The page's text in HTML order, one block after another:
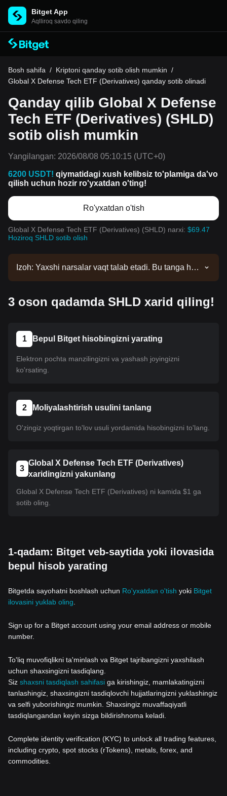
Bitget App
Aqlliroq savdo qiling
Bosh sahifa / Kriptoni qanday sotib olish mumkin /
Global X Defense Tech ETF (Derivatives) qanday sotib olinadi
Qanday qilib Global X Defense
Tech ETF (Derivatives) (SHLD)
sotib olish mumkin
Yangilangan: 2026/08/08 05:10:15 (UTC+0)
6200 USDT! qiymatidagi xush kelibsiz to'plamiga da'vo
qilish uchun hozir ro'yxatdan o'ting!
Ro'yxatdan o'tish
Global X Defense Tech ETF (Derivatives) (SHLD) narxi: $69.47
Hoziroq SHLD sotib olish
Izoh: Yaxshi narsalar vaqt talab etadi. Bu tanga hali
bo'lgach, uni sotib olish uchun bizning
kriptovalyutalar uchun amal qiladi.
3 oson qadamda SHLD xarid qiling!
1 Bepul Bitget hisobingizni yarating
Elektron pochta manzilingizni va yashash joyingizni
ko'rsating.
2 Moliyalashtirish usulini tanlang
O'zingiz yoqtirgan to'lov usuli yordamida hisobingizni to'lang.
3
Global X Defense Tech ETF (Derivatives)
xaridingizni yakunlang
Global X Defense Tech ETF (Derivatives) ni kamida $1 ga
sotib oling.
1-qadam: Bitget veb-saytida yoki ilovasida
bepul hisob yarating
Bitgetda sayohatni boshlash uchun Ro'yxatdan o'tish yoki Bitget
ilovasini yuklab oling
Sign up for a Bitget account using your email address or mobile
number.
To'liq muvofiqlikni ta'minlash va Bitget tajribangizni yaxshilash
uchun shaxsingizni tasdiqlang.
Siz shaxsni tasdiqlash sahifasi ga kirishingiz, mamlakatingizni
tanlashingiz, shaxsingizni tasdiqlovchi hujjatlaringizni yuklashingiz
va selfi yuborishingiz mumkin. Shaxsingiz muvaffaqiyatli
tasdiqlangandan keyin sizga bildirishnoma keladi.
Complete identity verification (KYC) to unlock all trading features,
including crypto, spot stocks (rTokens), metals, forex, and
commodities.